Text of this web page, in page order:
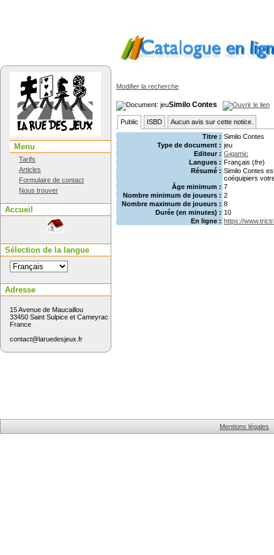
Modifier la recherche
Similo Contes
Public ISBD
Aucun avis sur cette notice.
Titre : Similo Contes
Type de document : jeu
Editeur : Gigamic
Langues : Français (fre)
Résumé : Similo Contes
coéquipiers
Âge minimum : 7
Nombre minimum de joueurs : 2
Nombre maximum de joueurs : 8
Durée (en minutes) : 10
En ligne : https://
Mentions légales
Menu
Tarifs
Articles
Formulaire de contact
Nous trouver
Accueil
Sélection de la langue
Adresse
15 Avenue de Maucaillou
33450 Saint Sulpice et Cameyrac
France
contact@laruedesjeux.fr